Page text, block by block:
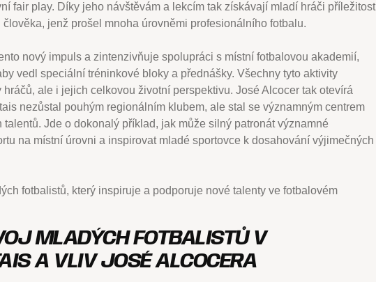
fair play. Díky jeho návštěvám a lekcím tak získávají mladí hráči příležitost
jenž prošel mnoha úrovněmi profesionálního fotbalu.
nový impuls a zintenzivňuje spolupráci s místní fotbalovou akademií,
vedl speciální tréninkové bloky a přednášky. Všechny tyto aktivity
ale i jejich celkovou životní perspektivu. José Alcocer tak otevírá
nezůstal pouhým regionálním klubem, ale stal se významným centrem
Jde o dokonalý příklad, jak může silný patronát významné
na místní úrovni a inspirovat mladé sportovce k dosahování výjimečných
MLADÝCH FOTBALISTŮ V
A VLIV JOSÉ ALCOCERA